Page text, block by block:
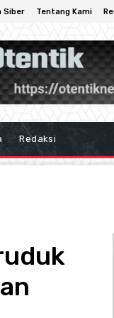
Siber Tentang Kami
Redaksi